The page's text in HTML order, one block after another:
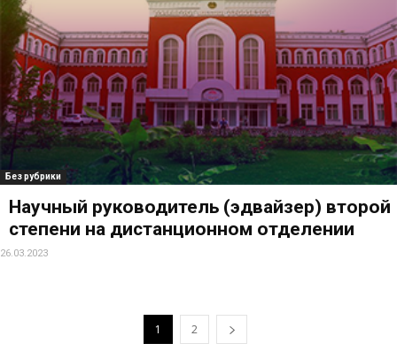
Без рубрики
Научный руководитель (эдвайзер) второй
степени на дистанционном отделении
26.03.2023
1 2